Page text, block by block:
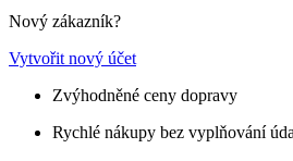
Nový zákazník?
Vytvořit nový účet
Zvýhodněné ceny dopravy
Rychlé nákupy bez vyplňování